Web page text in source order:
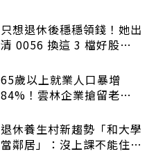
只想退休後穩穩領錢！她出
清 0056 換這 3 檔好股：
65歲以上就業人口暴增
84%！雲林企業搶留老員
退休養生村新趨勢「和大學
當鄰居」：沒上課不能住、